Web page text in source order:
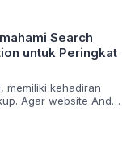
melainkan
Ini adalah
membentuk
kita. Namun, ada
pemimpin yang
lagi bekerja di
Mereka adalah bos
Search
untuk Peringkat
memiliki kehadiran
Agar website Anda
yang tepat. Inilah